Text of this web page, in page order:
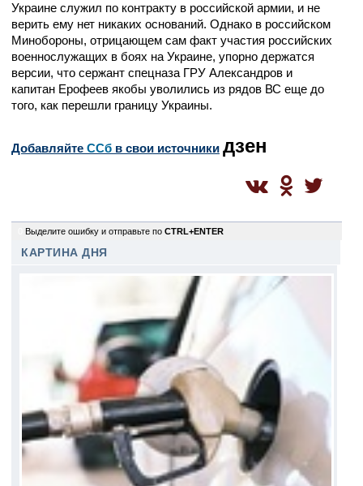
Украине служил по контракту в российской армии, и не
верить ему нет никаких оснований. Однако в российском
Минобороны, отрицающем сам факт участия российских
военнослужащих в боях на Украине, упорно держатся
версии, что сержант спецназа ГРУ Александров и
капитан Ерофеев якобы уволились из рядов ВС еще до
того, как перешли границу Украины.
Добавляйте CСб в свои источники дзен
Выделите ошибку и отправьте по CTRL+ENTER
КАРТИНА ДНЯ